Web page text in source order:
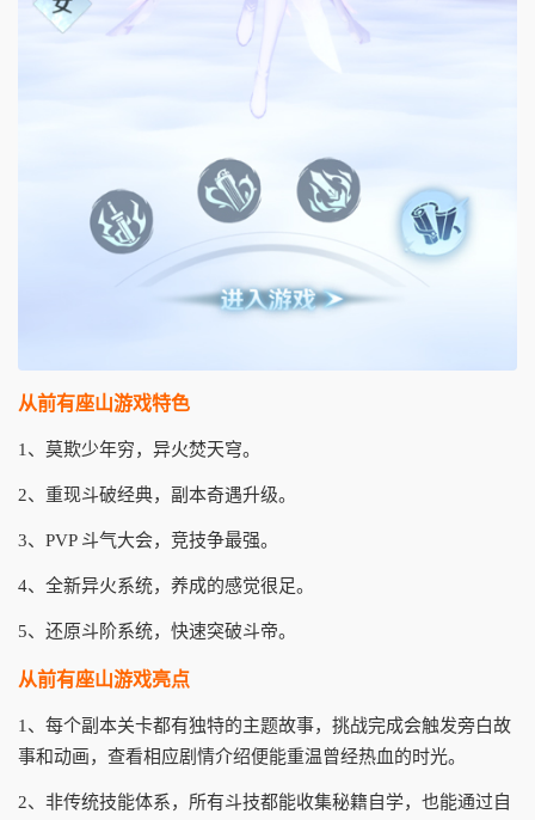
从前有座山游戏特色
1、莫欺少年穷，异火焚天穹。
2、重现斗破经典，副本奇遇升级。
3、PVP 斗气大会，竞技争最强。
4、全新异火系统，养成的感觉很足。
5、还原斗阶系统，快速突破斗帝。
从前有座山游戏亮点
1、每个副本关卡都有独特的主题故事，挑战完成会触发旁白故
事和动画，查看相应剧情介绍便能重温曾经热血的时光。
2、非传统技能体系，所有斗技都能收集秘籍自学，也能通过自